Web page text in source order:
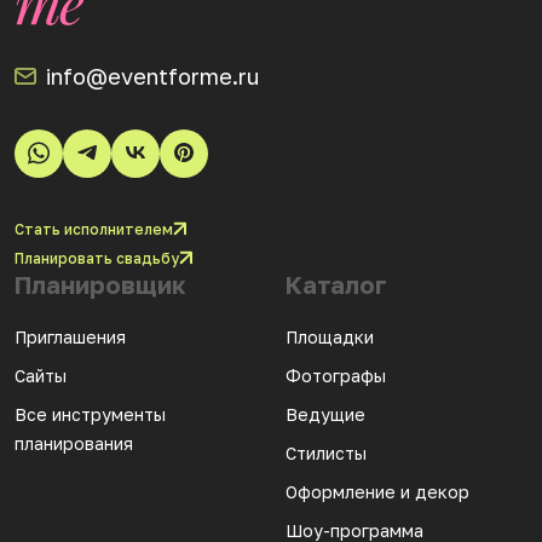
info@eventforme.ru
Стать исполнителем
Планировать свадьбу
Планировщик
Приглашения
Сайты
Все инструменты
планирования
Каталог
Площадки
Фотографы
Ведущие
Стилисты
Оформление и декор
Шоу-программа